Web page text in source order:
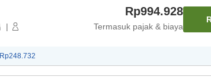
|
Rp994.928
Termasuk pajak & biaya
Rp248.732